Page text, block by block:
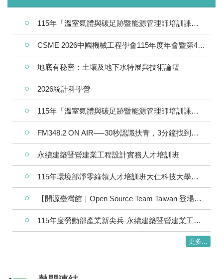
115年「溫室氣體與碳足跡暨能源管理師培訓課程」
CSME 2026中國機械工程學會115年度年會暨第43屆全國學術研討會
地底有秘密：土壤及地下水特展與技術論壇
2026統計科學營
115年「溫室氣體與碳足跡暨能源管理師培訓課程」課程資訊
FM348.2 ON AIR──30秒認識扶青，3分鐘找到夥伴
永續建築暨營建業工程設計實務人才培訓班
115年環境部淨零綠領人才培訓班大仁科技大學週末班
【開源臺灣館｜Open Source Team Taiwan 登場】席次有限，歡迎踴躍報名!
115年度勞動部產業新尖兵-永續建築暨營建業工程設計人才培訓班
更多...